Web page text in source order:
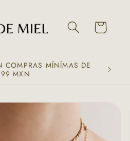
Carrito
COMPRAS MÍNÍMAS DE
MXN